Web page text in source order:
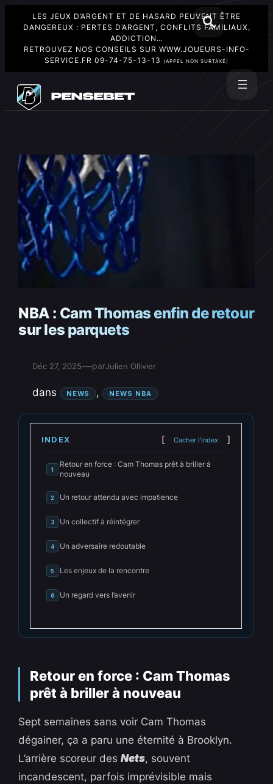
LES JEUX D’ARGENT ET DE HASARD PEUVENT ÊTRE
DANGEREUX : PERTES D’ARGENT, CONFLITS FAMILIAUX,
ADDICTION…
RETROUVEZ NOS CONSEILS SUR WWW.JOUEURS-INFO-
SERVICE.FR 09-74-75-13-13 (APPEL NON SURTAXÉ)
contenu
NBA : Cam Thomas enfin de retour
sur les parquets
Déc 27, 2025—parJulien Ollivier
dans NEWS , NEWS NBA
INDEX Cacher l'index
1
Retour en force : Cam Thomas prêt à briller à
nouveau
2 Un retour attendu avec impatience
3 Un collectif à réintégrer
4 Un adversaire redoutable
5 Les enjeux de la rencontre
6 Un regard vers l’avenir
Retour en force : Cam Thomas
prêt à briller à nouveau
Sept semaines sans voir Cam Thomas
dégainer, ça a paru une éternité à Brooklyn.
L’arrière scoreur desNets, souvent
incandescent, parfois imprévisible mais